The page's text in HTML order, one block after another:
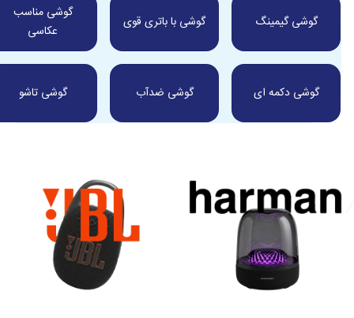
گوشی گیمینگ گوشی با باتری قوی
گوشی مناسب
عکاسی
گوشی دکمه ای گوشی ضدآب گوشی تاشو